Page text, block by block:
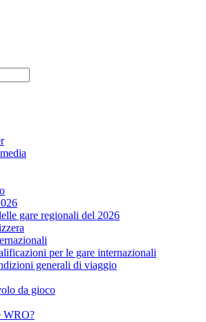
gare regionali del 2026
per le gare internazionali
generali di viaggio
da gioco
WRO?